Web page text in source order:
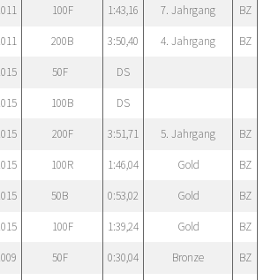
100F 1:43,16 7. Jahrgang BZ
200B 3:50,40 4. Jahrgang BZ
50F DS
100B DS
200F 3:51,71 5. Jahrgang BZ
100R 1:46,04 Gold BZ
50B 0:53,02 Gold BZ
100F 1:39,24 Gold BZ
50F 0:30,04 Bronze BZ